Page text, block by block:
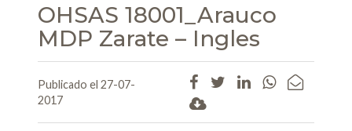
OHSAS 18001_Arauco
MDP Zarate – Ingles
Publicado el 27-07-
2017